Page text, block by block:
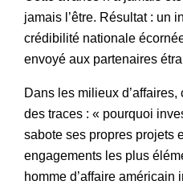
jamais l’être. Résultat : un
crédibilité nationale
envoyé aux partenaires
Dans les milieux
des traces : « pourquoi
sabote ses propres projets
engagements les plus
homme d’affaire